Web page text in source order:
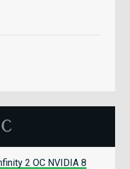
2 OC NVIDIA 8